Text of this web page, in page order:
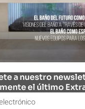
a nuestro
el último